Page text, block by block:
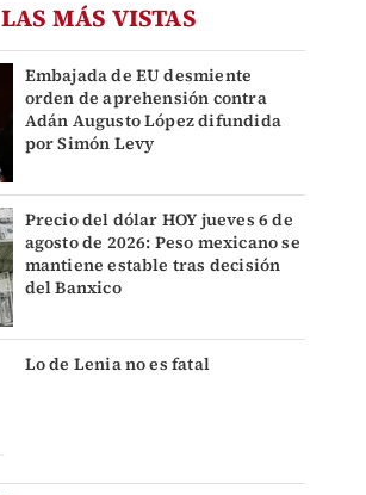
LAS MÁS VISTAS
Embajada de EU desmiente
orden de aprehensión contra
Adán Augusto López difundida
por Simón Levy
Precio del dólar HOY jueves 6 de
agosto de 2026: Peso mexicano se
mantiene estable tras decisión
del Banxico
Lo de Lenia no es fatal